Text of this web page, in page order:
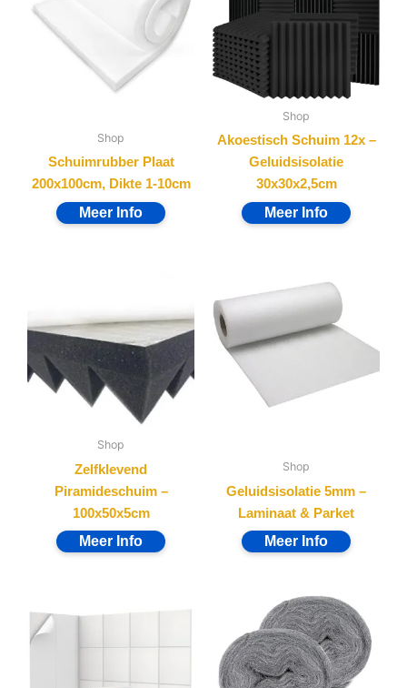
Shop
Schuimrubber Plaat
200x100cm, Dikte 1-10cm
Shop
Akoestisch Schuim 12x –
Geluidsisolatie
30x30x2,5cm
Shop
Zelfklevend
Piramideschuim –
100x50x5cm
Shop
Geluidsisolatie 5mm –
Laminaat & Parket